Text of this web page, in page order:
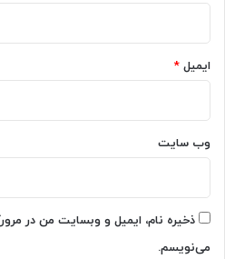
م
ی
ط‌
ت
ن
ش
م
ر
ا
ایمیل *
وب‌ سایت
ذخیره نام، ایمیل و وبسایت من در
می‌نویسم.